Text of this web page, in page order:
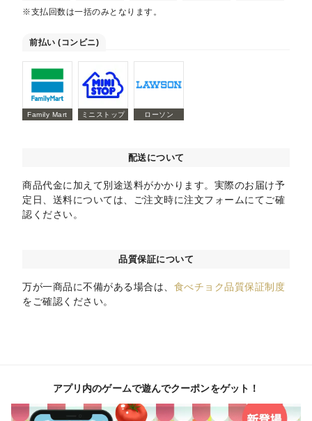
※支払回数は一括のみとなります。
前払い (コンビニ)
Family Mart ミニストップ ローソン
配送について
商品代金に加えて別途送料がかかります。実際のお届け予
定日、送料については、ご注文時に注文フォームにてご確
認ください。
品質保証について
万が一商品に不備がある場合は、 食べチョク品質保証制度
をご確認ください。
アプリ内のゲームで遊んでクーポンをゲット！